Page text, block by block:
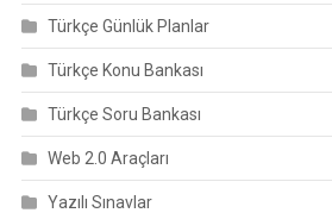
Türkçe Günlük Planlar
Türkçe Konu Bankası
Türkçe Soru Bankası
Web 2.0 Araçları
Yazılı Sınavlar